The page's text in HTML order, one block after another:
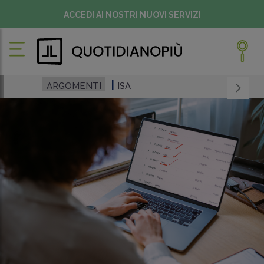
ACCEDI AI NOSTRI NUOVI SERVIZI
ARGOMENTI ISA